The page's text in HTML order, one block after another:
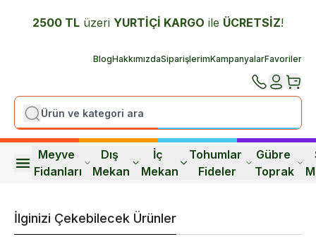
2500 TL üzeri YURTİÇİ KARGO ile ÜCRETSİZ!
BlogHakkımızdaSiparişlerimKampanyalarFavoriler
Meyve
Fidanları
Dış
Mekan
İç
Mekan
Tohumlar
Fideler
Gübre
Toprak
İlginizi Çekebilecek Ürünler